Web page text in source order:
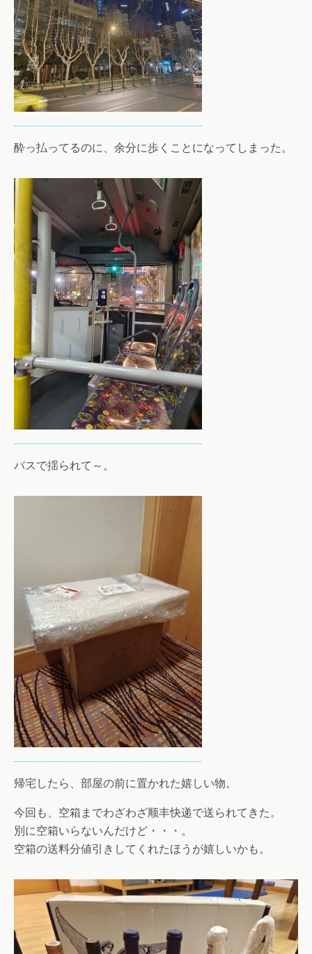
酔っ払ってるのに、余分に歩くことになってしまった。
バスで揺られて～。
帰宅したら、部屋の前に置かれた嬉しい物。
今回も、空箱までわざわざ顺丰快递で送られてきた。
別に空箱いらないんだけど・・・。
空箱の送料分値引きしてくれたほうが嬉しいかも。